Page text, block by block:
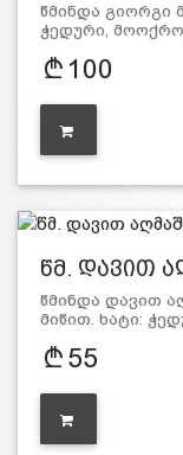
წმინდა გიორგი
ჭედური,
100
წმ. დავით
წმინდა დავით
მიწით. ხატი:
55